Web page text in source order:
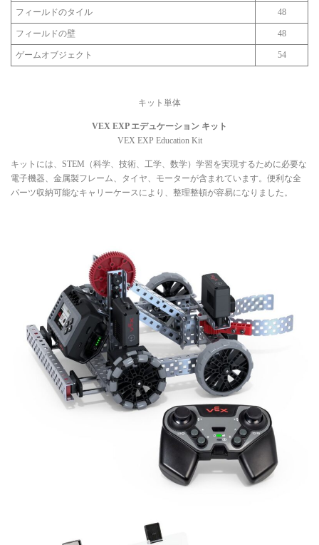
フィールドのタイル 48
フィールドの壁 48
ゲームオブジェクト 54
キット単体
VEX EXP エデュケーション キット
VEX EXP Education Kit
キットには、STEM（科学、技術、工学、数学）学習を実現するために必要な
電子機器、金属製フレーム、タイヤ、モーターが含まれています。便利な全
パーツ収納可能なキャリーケースにより、整理整頓が容易になりました。